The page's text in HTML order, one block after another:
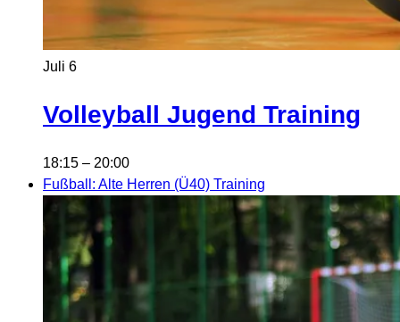
Juli 6
Volleyball Jugend Training
18:15 – 20:00
Fußball: Alte Herren (Ü40) Training